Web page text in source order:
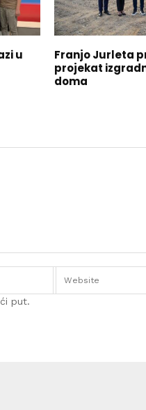
u
Franjo Jurleta
projekat
doma
put.